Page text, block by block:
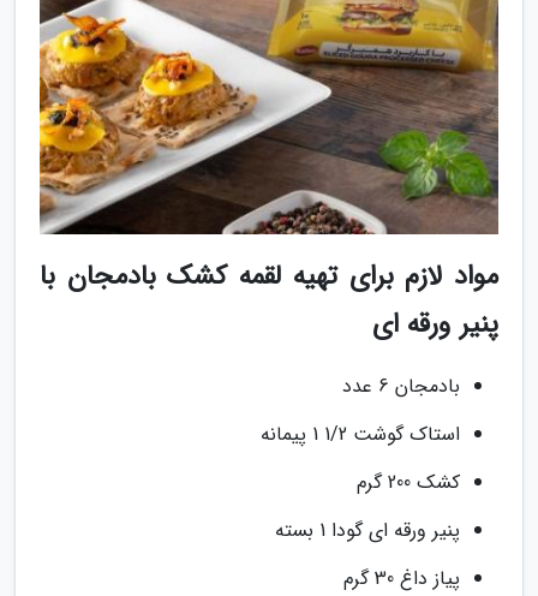
مواد لازم برای تهیه لقمه کشک بادمجان با
پنیر ورقه ای
بادمجان 6 عدد
استاک گوشت 1/2 1 پیمانه
کشک 200 گرم
پنیر ورقه ای گودا 1 بسته
پیاز داغ 30 گرم